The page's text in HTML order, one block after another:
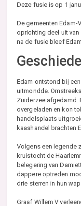
Deze fusie is op 1
De gemeenten Edam-
oprichting deel uit
na de fusie bleef
Edam ontstond bij
uitmondde.
Zuiderzee afgedamd.
overgeladen en kon
handelsplaats
kaashandel brachten
Volgens een legende
kruistocht de
belegering van
dappere optreden
drie sterren in hun
Graaf Willem V